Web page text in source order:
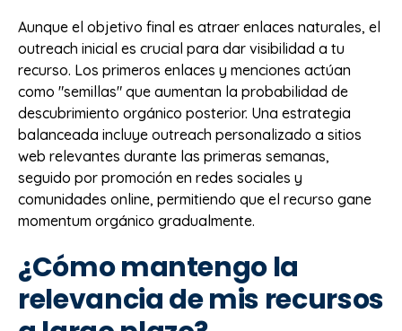
Aunque el objetivo final es atraer enlaces naturales, el
outreach inicial es crucial para dar visibilidad a tu
recurso. Los primeros enlaces y menciones actúan
como "semillas" que aumentan la probabilidad de
descubrimiento orgánico posterior. Una estrategia
balanceada incluye outreach personalizado a sitios
web relevantes durante las primeras semanas,
seguido por promoción en redes sociales y
comunidades online, permitiendo que el recurso gane
momentum orgánico gradualmente.
¿Cómo mantengo la
relevancia de mis recursos